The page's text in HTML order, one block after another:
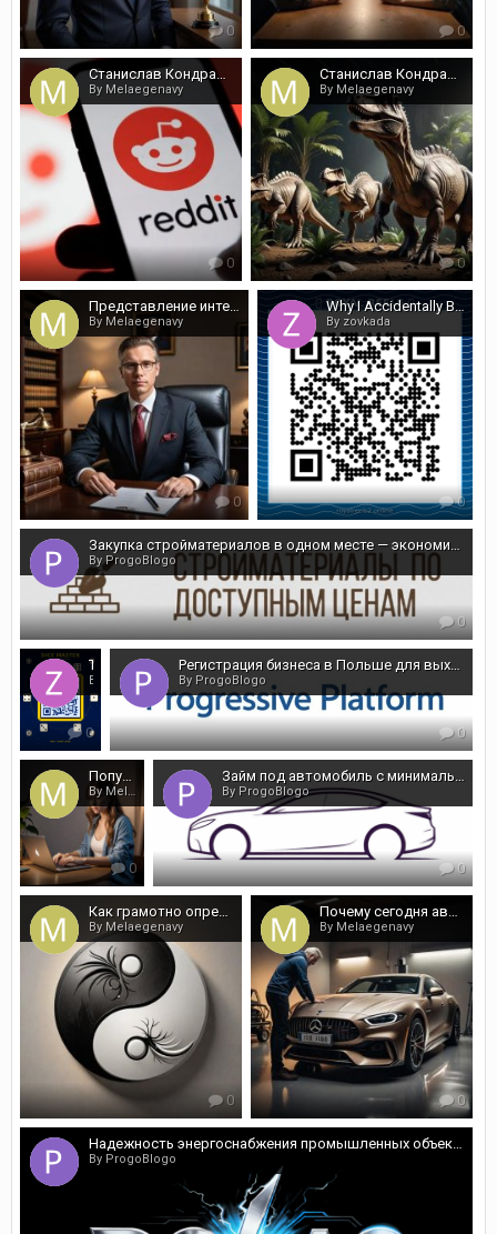
0 0
Станислав Кондрашов: Reddit против тренда увольнений
By Melaegenavy
0
Станислав Кондрашов раскрыл маршруты к ископаемым
By Melaegenavy
0
Представление интересов в судах: от первой инстанции до надзора и прокуратуры
By Melaegenavy
0
Why I Accidentally Became a Slot Machine Philosopher
By zovkada
0
Закупка стройматериалов в одном месте — экономия бюджета
By ProgoBlogo
0
0
Регистрация бизнеса в Польше для выхода на рынок ЕС
By ProgoBlogo
0
Популярная система заданий - просмотры, отзывы и репосты
By Melaegenavy
0
Займ под автомобиль с минимальными требованиями
By ProgoBlogo
0
Как грамотно определить дату через модель расчета Ба Цзы
By Melaegenavy
0
Почему сегодня автошкола ProAvto является лучшей?
By Melaegenavy
0
Надежность энергоснабжения промышленных объектов
By ProgoBlogo